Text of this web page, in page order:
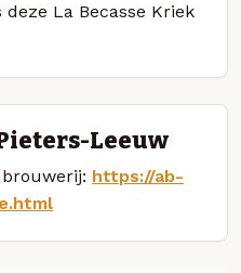
La Becasse Kriek
Leeuw
https://ab-